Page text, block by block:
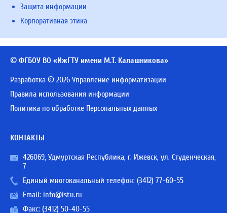
Защита информации
Корпоративная этика
© ФГБОУ ВО «ИжГТУ имени М.Т. Калашникова»
Разработка © 2026 Управление информатизации
Правила использования информации
Политика по обработке Персональных данных
КОНТАКТЫ
426069, Удмуртская Республика, г. Ижевск, ул. Студенческая,
7
Единый многоканальный телефон: (3412) 77-60-55
Email: info@istu.ru
Факс: (3412) 50-40-55